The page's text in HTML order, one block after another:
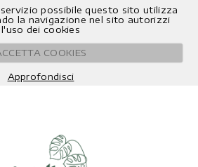
possibile questo sito utilizza
la navigazione nel sito autorizzi
l'uso dei cookies
COOKIES
Approfondisci
0